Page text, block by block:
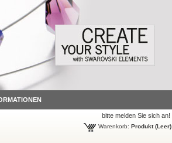
bitte melden Sie sich an!
Warenkorb: Produkt (Leer)